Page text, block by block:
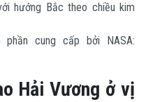
hướng Bắc theo chiều kim
cung cấp bởi NASA:
Hải Vương ở vị